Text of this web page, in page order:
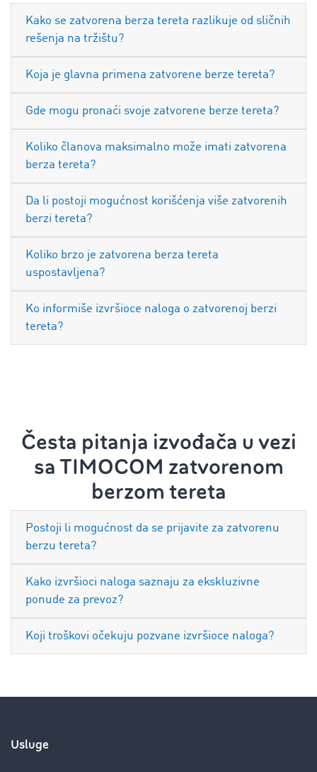
Kako se zatvorena berza tereta razlikuje od sličnih
rešenja na tržištu?
Koja je glavna primena zatvorene berze tereta?
Gde mogu pronaći svoje zatvorene berze tereta?
Koliko članova maksimalno može imati zatvorena
berza tereta?
Da li postoji mogućnost korišćenja više zatvorenih
berzi tereta?
Koliko brzo je zatvorena berza tereta
uspostavljena?
Ko informiše izvršioce naloga o zatvorenoj berzi
tereta?
Česta pitanja izvođača u vezi
sa TIMOCOM zatvorenom
berzom tereta
Postoji li mogućnost da se prijavite za zatvorenu
berzu tereta?
Kako izvršioci naloga saznaju za ekskluzivne
ponude za prevoz?
Koji troškovi očekuju pozvane izvršioce naloga?
Usluge